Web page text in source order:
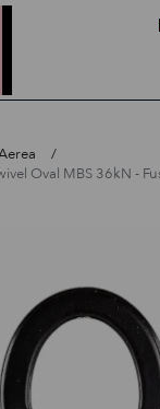
Oval MBS 36kN -